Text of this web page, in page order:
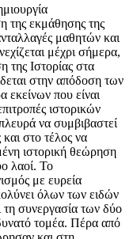
της εκμάθησης της
μαθητών και
μέχρι σήμερα,
της Ιστορίας στα
στην απόδοση των
εκείνων που είναι
ιστορικών
να συμβιβαστεί
και στο τέλος να
ιστορική θεώρηση
λαοί. Το
με ευρεία
όλων των ειδών
τη συνεργασία των δύο
τομέα. Πέρα από